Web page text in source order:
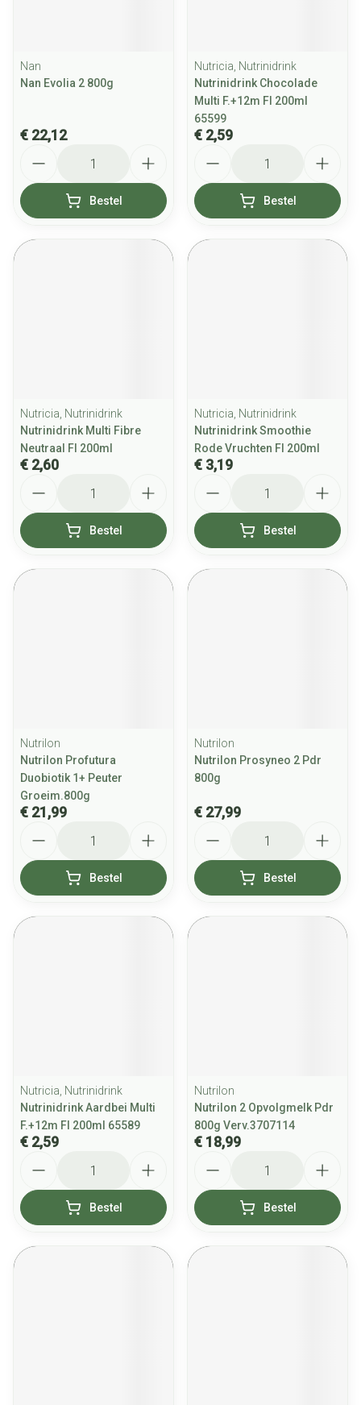
Nan
Nan Evolia 2 800g
€ 22,12
Bestel
Nutricia, Nutrinidrink
Nutrinidrink Chocolade
Multi F.+12m Fl 200ml
65599
€ 2,59
Bestel
Nutricia, Nutrinidrink
Nutrinidrink Multi Fibre
Neutraal Fl 200ml
€ 2,60
Bestel
Nutricia, Nutrinidrink
Nutrinidrink Smoothie
Rode Vruchten Fl 200ml
€ 3,19
Bestel
Nutrilon
Nutrilon Profutura
Duobiotik 1+ Peuter
Groeim.800g
€ 21,99
Bestel
Nutrilon
Nutrilon Prosyneo 2 Pdr
800g
€ 27,99
Bestel
Nutricia, Nutrinidrink
Nutrinidrink Aardbei Multi
F.+12m Fl 200ml 65589
€ 2,59
Bestel
Nutrilon
Nutrilon 2 Opvolgmelk Pdr
800g Verv.3707114
€ 18,99
Bestel